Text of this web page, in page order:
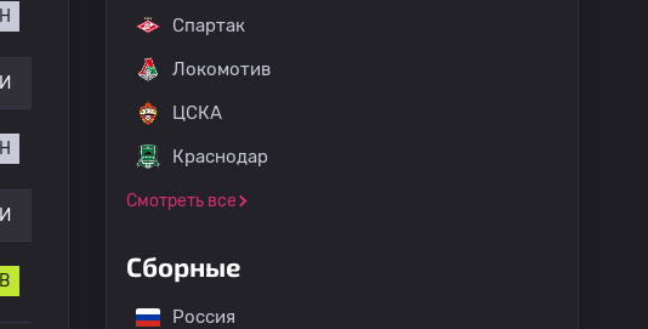
Н
И
Н
И
В
Спартак
Локомотив
ЦСКА
Краснодар
Смотреть все
Сборные
Россия